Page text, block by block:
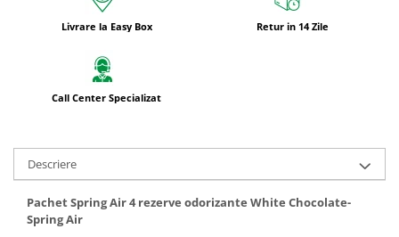
Livrare la Easy Box Retur in 14 Zile
Call Center Specializat
Descriere
Pachet Spring Air 4 rezerve odorizante White Chocolate-
Spring Air